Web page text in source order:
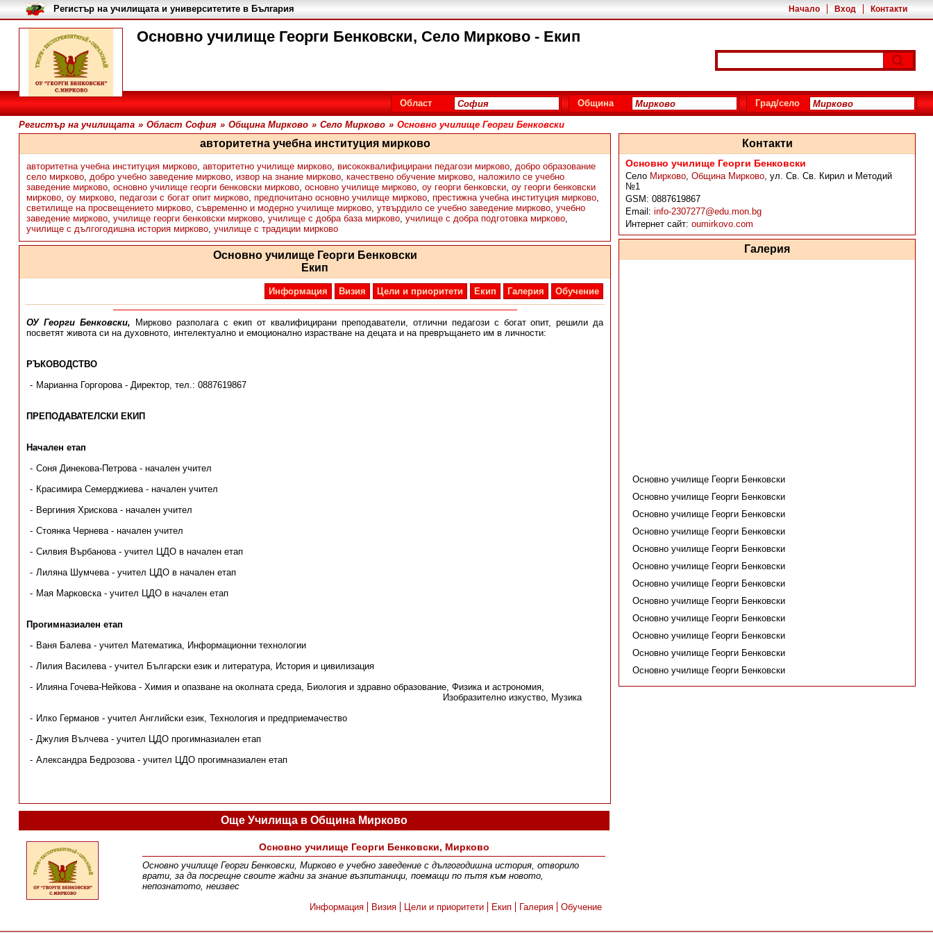
Основно училище Георги Бенковски, Село Мирково - Екип
Начало Вход Контакти
Регистър на училищата и университетите в България
Област Община Град/село
Регистър на училищата » Област София » Община Мирково » Село Мирково » Основно училище Георги Бенковски
авторитетна учебна институция мирково
авторитетна учебна институция мирково, авторитетно училище мирково, висококвалифицирани педагози мирково, добро образование
село мирково, добро учебно заведение мирково, извор на знание мирково, качествено обучение мирково, наложило се учебно
заведение мирково, основно училище георги бенковски мирково, основно училище мирково, оу георги бенковски, оу георги бенковски
мирково, оу мирково, педагози с богат опит мирково, предпочитано основно училище мирково, престижна учебна институция мирково,
светилище на просвещението мирково, съвременно и модерно училище мирково, утвърдило се учебно заведение мирково, учебно
заведение мирково, училище георги бенковски мирково, училище с добра база мирково, училище с добра подготовка мирково,
училище с дългогодишна история мирково, училище с традиции мирково
Основно училище Георги Бенковски
Екип
Информация Визия Цели и приоритети Екип Галерия Обучение
ОУ Георги Бенковски, Мирково разполага с екип от квалифицирани преподаватели, отлични педагози с богат опит, решили да
посветят живота си на духовното, интелектуално и емоционално израстване на децата и на превръщането им в личности:
РЪКОВОДСТВО
Марианна Горгорова - Директор, тел.: 0887619867
ПРЕПОДАВАТЕЛСКИ ЕКИП
Начален етап
Соня Динекова-Петрова - начален учител
Красимира Семерджиева - начален учител
Вергиния Хрискова - начален учител
Стоянка Чернева - начален учител
Силвия Върбанова - учител ЦДО в начален етап
Лиляна Шумчева - учител ЦДО в начален етап
Мая Марковска - учител ЦДО в начален етап
Прогимназиален етап
Ваня Балева - учител Математика, Информационни технологии
Лилия Василева - учител Български език и литература, История и цивилизация
Илияна Гочева-Нейкова - Химия и опазване на околната среда, Биология и здравно образование, Физика и астрономия,
Изобразително изкуство, Музика
Илко Германов - учител Английски език, Технология и предприемачество
Джулия Вълчева - учител ЦДО прогимназиален етап
Александра Бедрозова - учител ЦДО прогимназиален етап
Контакти
Основно училище Георги Бенковски
Село Мирково, Община Мирково, ул. Св. Св. Кирил и Методий
№1
GSM: 0887619867
Email: info-2307277@edu.mon.bg
Интернет сайт: oumirkovo.com
Галерия
Основно училище Георги Бенковски
Основно училище Георги Бенковски
Основно училище Георги Бенковски
Основно училище Георги Бенковски
Основно училище Георги Бенковски
Основно училище Георги Бенковски
Основно училище Георги Бенковски
Основно училище Георги Бенковски
Основно училище Георги Бенковски
Основно училище Георги Бенковски
Основно училище Георги Бенковски
Основно училище Георги Бенковски
Още Училища в Община Мирково
Основно училище Георги Бенковски, Мирково
Основно училище Георги Бенковски, Мирково е учебно заведение с дългогодишна история, отворило
врати, за да посрещне своите жадни за знание възпитаници, поемащи по пътя към новото,
непознатото, неизвес
Информация
Визия Цели и приоритети Екип Галерия Обучение